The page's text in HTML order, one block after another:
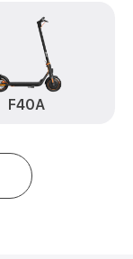
F40A